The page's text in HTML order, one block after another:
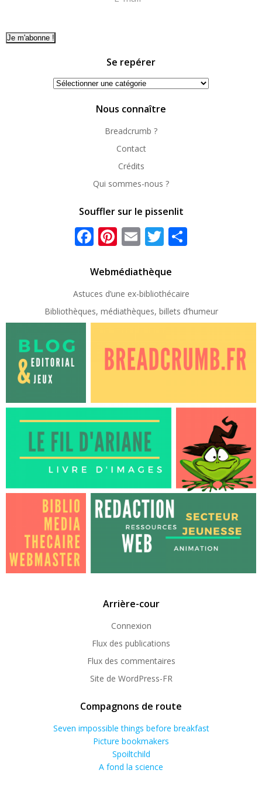
Se repérer
Se
Nous connaître
Breadcrumb ?
Contact
Crédits
Qui sommes-nous ?
Souffler sur le pissenlit
Facebook
Pinterest
EmailTwitter
Webmédiathèque
Astuces d’une ex-bibliothécaire
Bibliothèques, médiathèques, billets d’humeur
Arrière-cour
Connexion
Flux des publications
Flux des commentaires
Site de WordPress-FR
Compagnons de route
Seven impossible things before breakfast
Picture bookmakers
Spoiltchild
A fond la science